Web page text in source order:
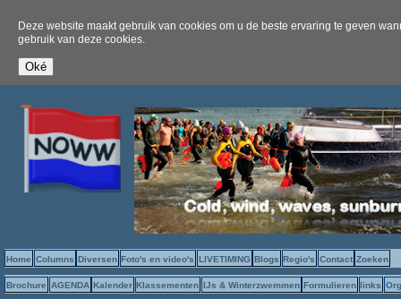
Deze website maakt gebruik van cookies om u de beste ervaring te geven
gebruik van deze cookies.
Home Columns Diversen Foto's en video's LIVETIMING Blogs Regio's Contact Zoeken
Brochure AGENDA Kalender Klassementen IJs & Winterzwemmen Formulieren links